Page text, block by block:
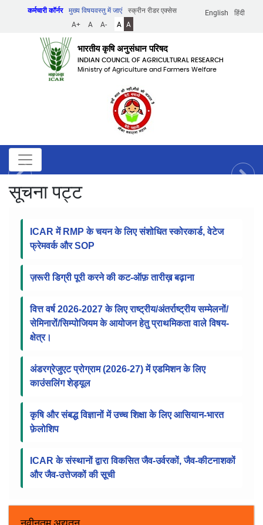
English हिंदी
कर्मचारी कॉर्नर मुख्य विषयवस्तु में जाएं
स्क्रीन रीडर एक्सेस
A+
A A- A A
भारतीय कृषि अनुसंधान परिषद
INDIAN COUNCIL OF AGRICULTURAL RESEARCH
Ministry of Agriculture and Farmers Welfare
सूचना पट्ट
ICAR में RMP के चयन के लिए संशोधित स्कोरकार्ड, वेटेज
फ्रेमवर्क और SOP
ज़रूरी डिग्री पूरी करने की कट-ऑफ़ तारीख़ बढ़ाना
सेमिनारों/सिम्पोजियम के आयोजन हेतु प्राथमिकता वाले विषय-
क्षेत्र।
अंडरग्रेजुएट प्रोग्राम (2026-27) में एडमिशन के लिए
काउंसलिंग शेड्यूल
कृषि और संबद्ध विज्ञानों में उच्च शिक्षा के लिए आसियान-भारत
फ़ेलोशिप